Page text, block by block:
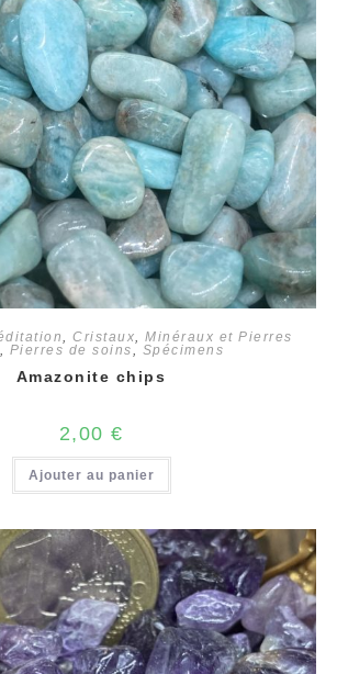
, Cristaux, Minéraux et Pierres
, Pierres de soins, Spécimens
Amazonite chips
2,00 €
Ajouter au panier